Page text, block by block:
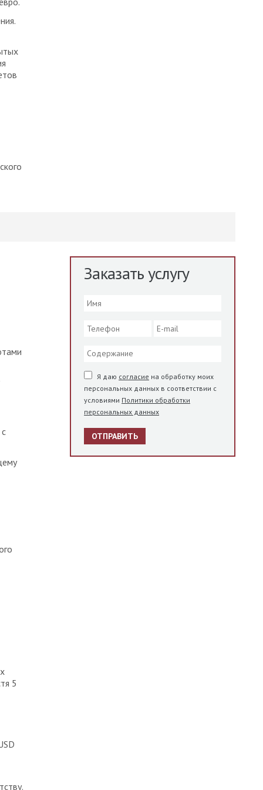
5
Заказать услугу
Я даю согласие на обработку моих
персональных данных в соответствии с
условиями Политики обработки
персональных данных
ОТПРАВИТЬ